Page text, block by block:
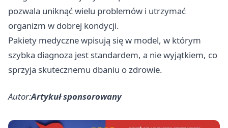
pozwala uniknąć wielu problemów i utrzymać
organizm w dobrej kondycji.
Pakiety medyczne wpisują się w model, w którym
szybka diagnoza jest standardem, a nie wyjątkiem, co
sprzyja skutecznemu dbaniu o zdrowie.
Autor:Artykuł sponsorowany